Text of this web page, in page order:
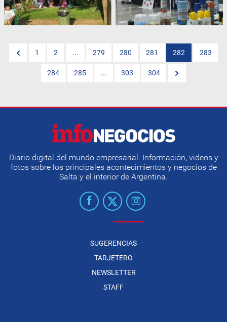
1 2 ... 279 280 281 282 283
284 285 ... 303 304
Diario digital del mundo empresarial. Información, videos y
fotos sobre los principales acontecimientos y negocios de
Salta y el interior de Argentina.
SUGERENCIAS
TARJETERO
NEWSLETTER
STAFF